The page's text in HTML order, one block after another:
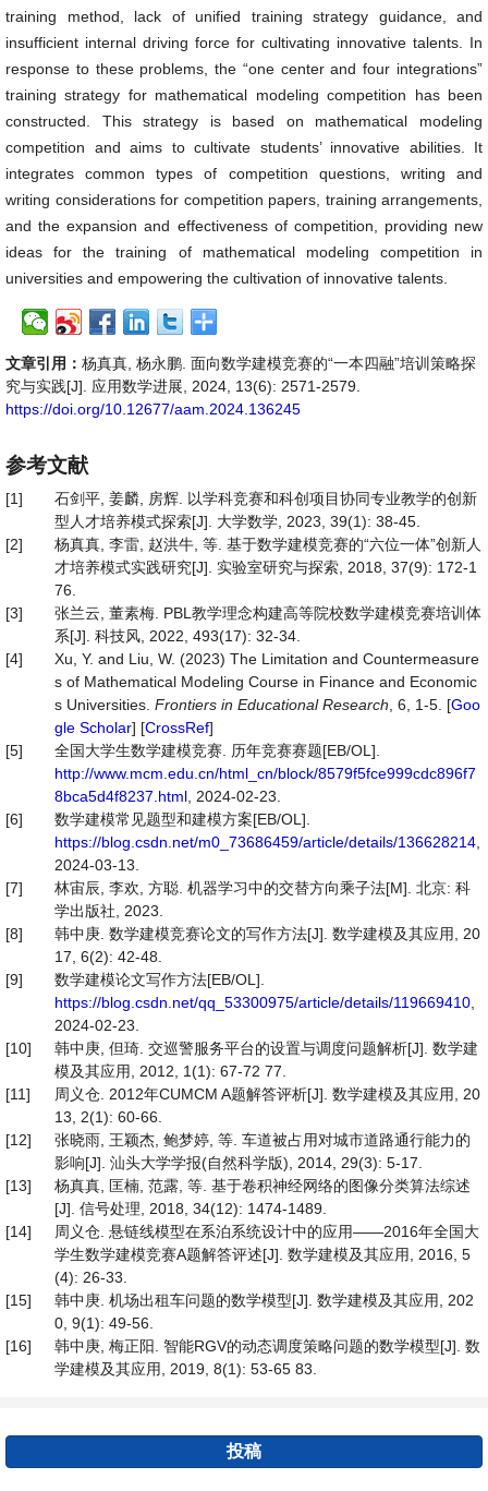
training method, lack of unified training strategy guidance, and
insufficient internal driving force for cultivating innovative talents. In
response to these problems, the “one center and four integrations”
training strategy for mathematical modeling competition has been
constructed. This strategy is based on mathematical modeling
competition and aims to cultivate students’ innovative abilities. It
integrates common types of competition questions, writing and
writing considerations for competition papers, training arrangements,
and the expansion and effectiveness of competition, providing new
ideas for the training of mathematical modeling competition in
universities and empowering the cultivation of innovative talents.
文章引用： 杨真真, 杨永鹏. 面向数学建模竞赛的“一本四融”培训策略探
究与实践[J]. 应用数学进展, 2024, 13(6): 2571-2579.
https://doi.org/10.12677/aam.2024.136245
参考文献
[1]
石剑平, 姜麟, 房辉. 以学科竞赛和科创项目协同专业教学的创新
型人才培养模式探索[J]. 大学数学, 2023, 39(1): 38-45.
[2]
杨真真, 李雷, 赵洪牛, 等. 基于数学建模竞赛的“六位一体”创新人
才培养模式实践研究[J]. 实验室研究与探索, 2018, 37(9): 172-1
76.
[3]
张兰云, 董素梅. PBL教学理念构建高等院校数学建模竞赛培训体
系[J]. 科技风, 2022, 493(17): 32-34.
[4]
Xu, Y. and Liu, W. (2023) The Limitation and Countermeasure
s of Mathematical Modeling Course in Finance and Economic
s Universities. Frontiers in Educational Research , 6, 1-5. [Goo
gle Scholar] [CrossRef]
[5]
全国大学生数学建模竞赛. 历年竞赛赛题[EB/OL].
http://www.mcm.edu.cn/html_cn/block/8579f5fce999cdc896f7
8bca5d4f8237.html , 2024-02-23.
[6]
数学建模常见题型和建模方案[EB/OL].
https://blog.csdn.net/m0_73686459/article/details/136628214
2024-03-13.
[7]
林宙辰, 李欢, 方聪. 机器学习中的交替方向乘子法[M]. 北京: 科
学出版社, 2023.
[8]
韩中庚. 数学建模竞赛论文的写作方法[J]. 数学建模及其应用, 20
17, 6(2): 42-48.
[9]
数学建模论文写作方法[EB/OL].
https://blog.csdn.net/qq_53300975/article/details/119669410
2024-02-23.
[10]
韩中庚, 但琦. 交巡警服务平台的设置与调度问题解析[J]. 数学建
模及其应用, 2012, 1(1): 67-72 77.
[11]
周义仓. 2012年CUMCM A题解答评析[J]. 数学建模及其应用, 20
13, 2(1): 60-66.
[12]
张晓雨, 王颖杰, 鲍梦婷, 等. 车道被占用对城市道路通行能力的
影响[J]. 汕头大学学报(自然科学版), 2014, 29(3): 5-17.
[13]
杨真真, 匡楠, 范露, 等. 基于卷积神经网络的图像分类算法综述
[J]. 信号处理, 2018, 34(12): 1474-1489.
[14]
周义仓. 悬链线模型在系泊系统设计中的应用——2016年全国大
学生数学建模竞赛A题解答评述[J]. 数学建模及其应用, 2016, 5
(4): 26-33.
[15]
韩中庚. 机场出租车问题的数学模型[J]. 数学建模及其应用, 202
0, 9(1): 49-56.
[16]
韩中庚, 梅正阳. 智能RGV的动态调度策略问题的数学模型[J]. 数
学建模及其应用, 2019, 8(1): 53-65 83.
投稿